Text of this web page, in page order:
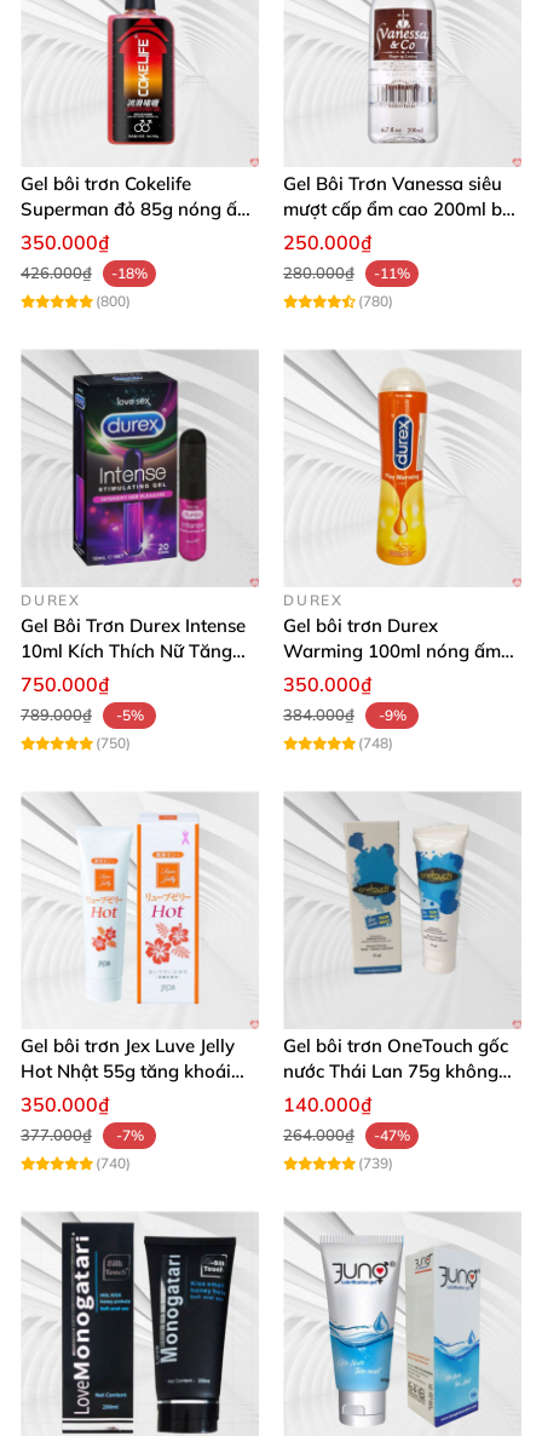
Gel bôi trơn Cokelife
Superman đỏ 85g nóng ấm
tăng khoái cảm giảm đau
350.000₫
426.000₫
-18%
(800)
Gel Bôi Trơn Vanessa siêu
mượt cấp ẩm cao 200ml bôi
trơn & mát xa cơ thể
250.000₫
280.000₫
-11%
(780)
DUREX
Gel Bôi Trơn Durex Intense
10ml Kích Thích Nữ Tăng
Khoái Cảm
750.000₫
789.000₫
-5%
(750)
DUREX
Gel bôi trơn Durex
Warming 100ml nóng ấm
kích thích quan hệ
350.000₫
384.000₫
-9%
(748)
Gel bôi trơn Jex Luve Jelly
Hot Nhật 55g tăng khoái
cảm nữ giới
350.000₫
377.000₫
-7%
(740)
Gel bôi trơn OneTouch gốc
nước Thái Lan 75g không
gây kích ứng
140.000₫
264.000₫
-47%
(739)